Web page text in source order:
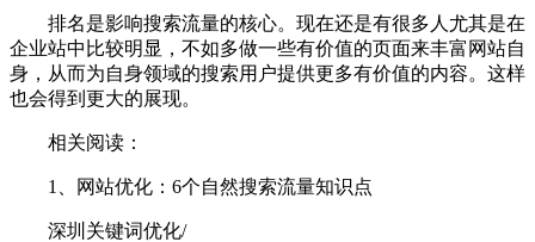
排名是影响搜索流量的核心。现在还是有很多人尤其是在
企业站中比较明显，不如多做一些有价值的页面来丰富网站自
身，从而为自身领域的搜索用户提供更多有价值的内容。这样
也会得到更大的展现。
相关阅读：
1、网站优化：6个自然搜索流量知识点
深圳关键词优化/